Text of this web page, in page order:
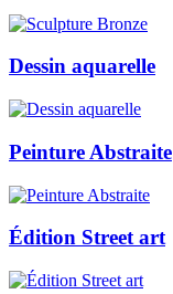
Dessin aquarelle
Peinture Abstraite
Édition Street art